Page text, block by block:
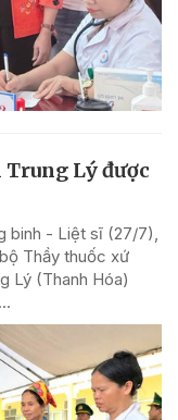
Lý được
binh - Liệt sĩ (27/7),
Thầy thuốc xứ
Lý (Thanh Hóa)